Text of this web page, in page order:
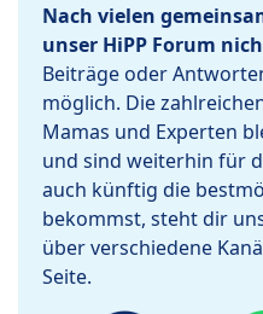
Nach vielen
unser HiPP Forum
Beiträge oder
möglich. Die
Mamas und Experten
und sind weiterhin für
auch künftig die
bekommst, steht dir
über verschiedene
Seite.